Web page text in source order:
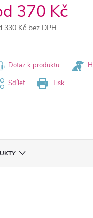
370 Kč
330 Kč bez DPH
Tisk
Dotaz k produktu
Sdílet